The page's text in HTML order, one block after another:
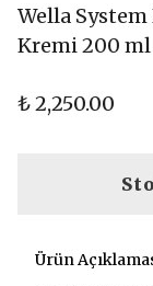
Wella
Kremi 200 ml
₺ 2,250.00
Ürün